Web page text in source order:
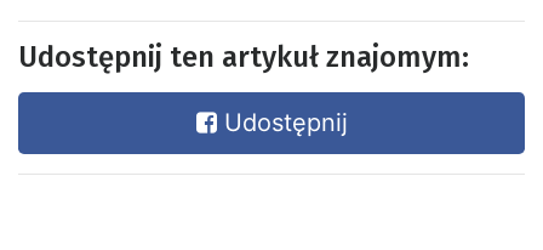
Udostępnij ten artykuł znajomym:
Udostępnij